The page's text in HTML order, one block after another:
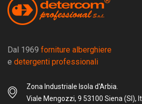
Dal 1969 forniture alberghiere
e detergenti professionali
Zona Industriale Isola d'Arbia.
Viale Mengozzi, 9 53100 Siena (SI),